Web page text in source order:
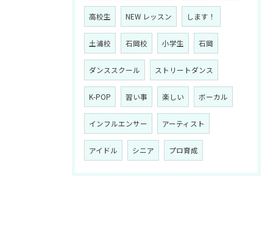
高校生 NEW レッスン します！
土浦校 石岡校 小学生 石岡
ダンススクール ストリートダンス
K-POP 習い事 楽しい ボーカル
インフルエンサー アーティスト
アイドル シニア プロ育成